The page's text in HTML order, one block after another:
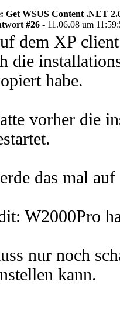
Get WSUS Content .NET
#26 - 11.06.08 um
dem XP
die
habe.
vorher die
das mal
W2000Pro
nur noch
kann.